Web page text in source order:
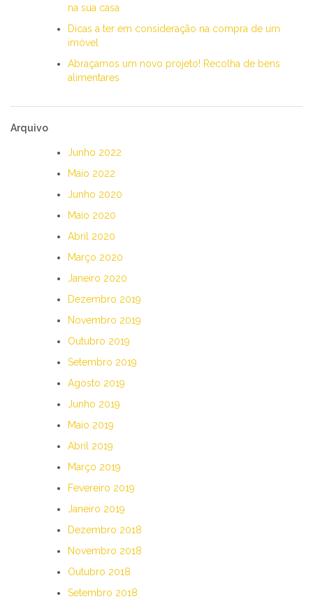
na sua casa
Dicas a ter em consideração na compra de um
imóvel
Abraçamos um novo projeto! Recolha de bens
alimentares
Arquivo
Junho 2022
Maio 2022
Junho 2020
Maio 2020
Abril 2020
Março 2020
Janeiro 2020
Dezembro 2019
Novembro 2019
Outubro 2019
Setembro 2019
Agosto 2019
Junho 2019
Maio 2019
Abril 2019
Março 2019
Fevereiro 2019
Janeiro 2019
Dezembro 2018
Novembro 2018
Outubro 2018
Setembro 2018